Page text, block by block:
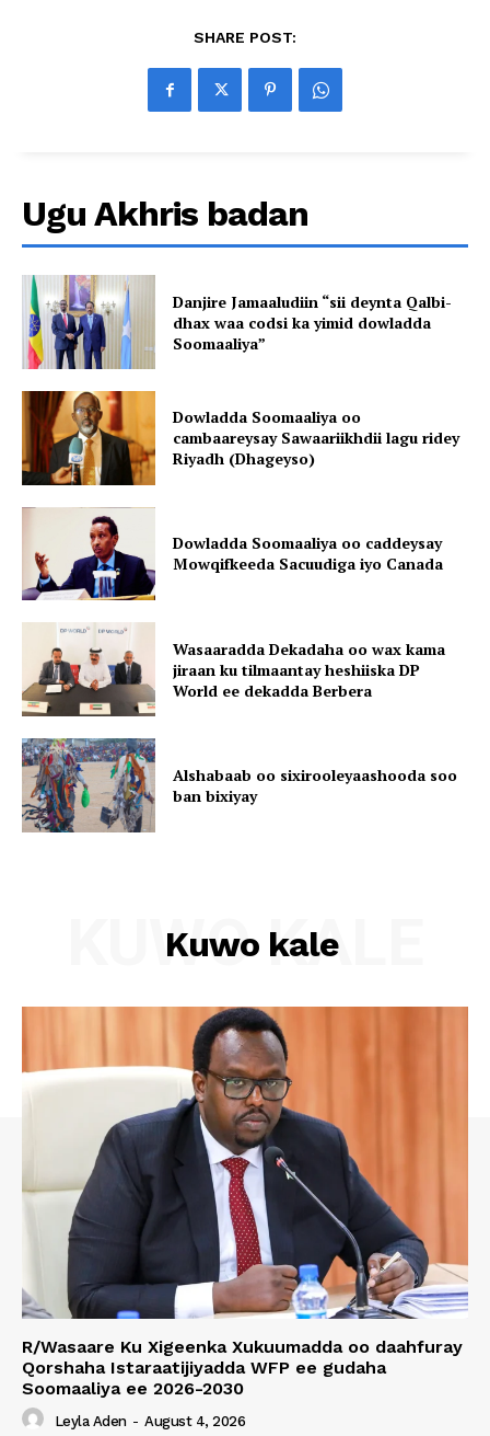
SHARE POST:
Ugu Akhris badan
Danjire Jamaaludiin “sii deynta Qalbi-
dhax waa codsi ka yimid dowladda
Soomaaliya”
Dowladda Soomaaliya oo
cambaareysay Sawaariikhdii lagu ridey
Riyadh (Dhageyso)
Dowladda Soomaaliya oo caddeysay
Mowqifkeeda Sacuudiga iyo Canada
Wasaaradda Dekadaha oo wax kama
jiraan ku tilmaantay heshiiska DP
World ee dekadda Berbera
Alshabaab oo sixirooleyaashooda soo
ban bixiyay
Kuwo kale
KUWO KALE
R/Wasaare Ku Xigeenka Xukuumadda oo daahfuray
Qorshaha Istaraatijiyadda WFP ee gudaha
Soomaaliya ee 2026-2030
Leyla Aden - August 4, 2026